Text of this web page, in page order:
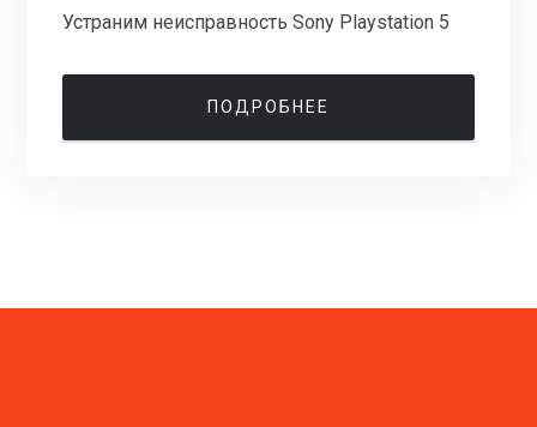
Устраним неисправность Sony Playstation 5
ПОДРОБНЕЕ